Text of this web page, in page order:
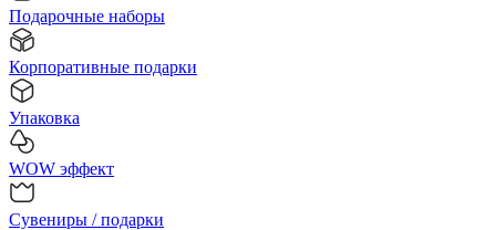
Подарочные наборы
Корпоративные подарки
Упаковка
WOW эффект
Сувениры / подарки